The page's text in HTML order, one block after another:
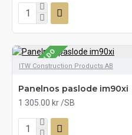
SE LAGERSALDO
ITW Construction Products AB
Panelnos paslode im90xi
1 305.00 kr /SB